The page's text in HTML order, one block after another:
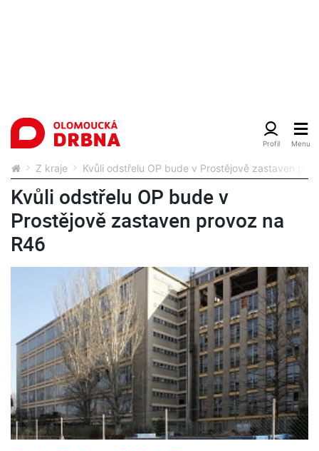
Z kraje Kvůli odstřelu OP bude v Prostějově zastaven
Kvůli odstřelu OP bude v
Prostějově zastaven provoz na
R46